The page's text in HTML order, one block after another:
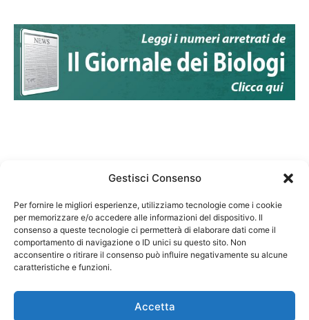
Gestisci Consenso
Per fornire le migliori esperienze, utilizziamo tecnologie come i cookie
per memorizzare e/o accedere alle informazioni del dispositivo. Il
consenso a queste tecnologie ci permetterà di elaborare dati come il
comportamento di navigazione o ID unici su questo sito. Non
acconsentire o ritirare il consenso può influire negativamente su alcune
caratteristiche e funzioni.
Accetta
Federazione Nazionale Degli Ordini dei Biologi:
codice fiscale 80069130583
Responsabile sito internet www.fnob.it: Vincenzo